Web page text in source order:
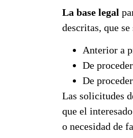
La base legal
descritas, que
Anterior a
De
De
Las solicitudes
que el
o necesidad de